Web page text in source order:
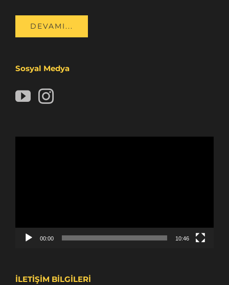
DEVAMI...
Sosyal Medya
00:00 10:46
İLETİŞİM BİLGİLERİ